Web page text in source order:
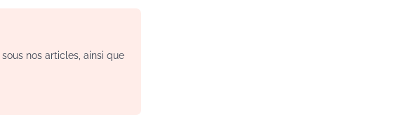
nos articles, ainsi que